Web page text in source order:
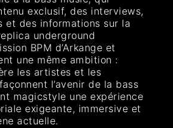
exclusif, des interviews,
et des informations sur la
underground
BPM d’Arkange et
une même ambition :
les artistes et les
l’avenir de la bass
magicstyle une expérience
exigeante, immersive et
actuelle.